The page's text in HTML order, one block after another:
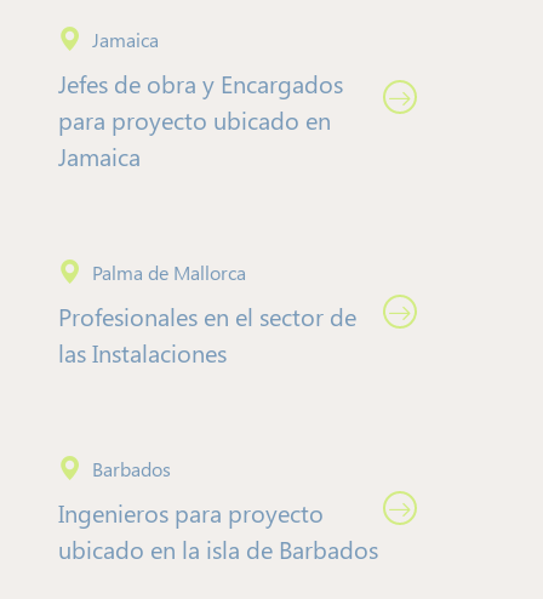
Jamaica
Jefes de obra y Encargados
para proyecto ubicado en
Jamaica
Palma de Mallorca
Profesionales en el sector de
las Instalaciones
Barbados
Ingenieros para proyecto
ubicado en la isla de Barbados